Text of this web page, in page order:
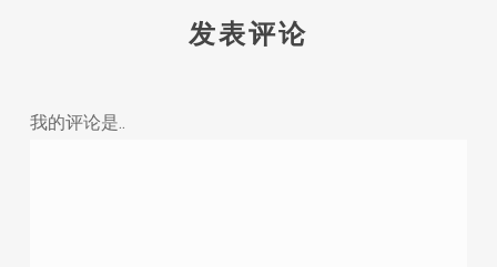
发表评论
我的评论是..